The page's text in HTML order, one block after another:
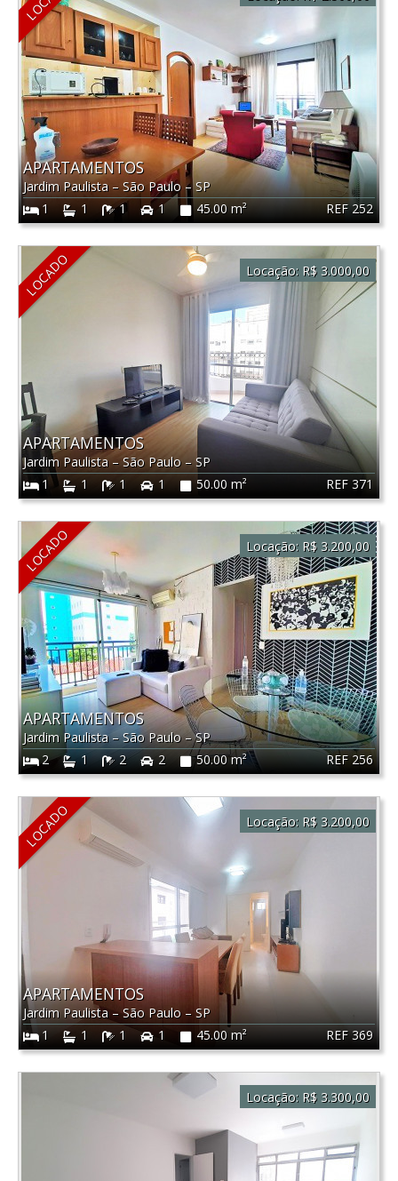
REF 252
APARTAMENTOS
Jardim Paulista– São Paulo–SP
1
1 1 1 45.00 m²
LOCADO
REF 371
APARTAMENTOS
Jardim Paulista–São Paulo –SP
1
1 1 1 50.00 m²
Locação: R$ 3.000,00
LOCADO
REF 256
APARTAMENTOS
Jardim Paulista –São Paulo–SP
2
1 2 2 50.00 m²
Locação: R$ 3.200,00
LOCADO
REF 369
APARTAMENTOS
Jardim Paulista–São Paulo – SP
1
1 1 1 45.00 m²
Locação: R$ 3.200,00
Locação: R$ 3.300,00